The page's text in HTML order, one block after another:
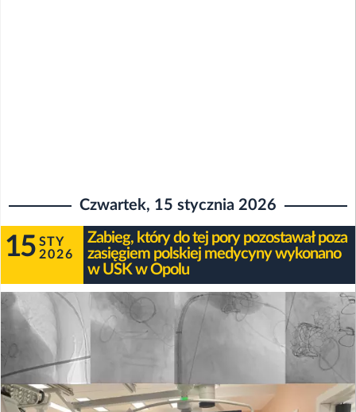
Czwartek, 15 stycznia 2026
15 STY
2026
Zabieg, który do tej pory pozostawał poza
zasięgiem polskiej medycyny wykonano
w USK w Opolu